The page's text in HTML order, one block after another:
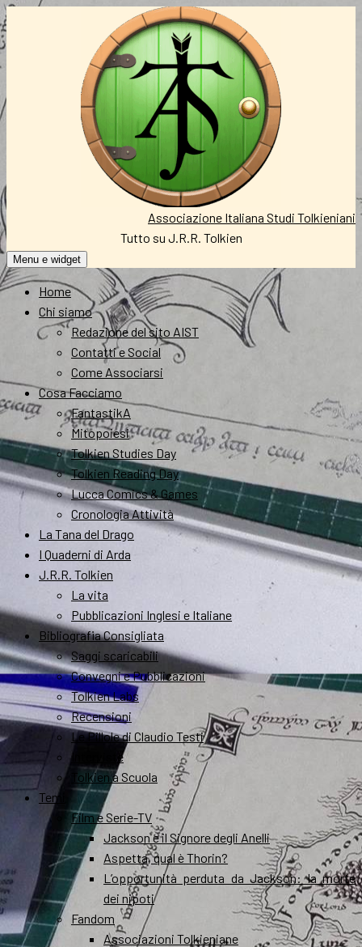
Vai
al
Associazione Italiana Studi Tolkieniani
Tutto su J.R.R. Tolkien
Menu e widget
Home
Chi siamo
Redazione del sito AIST
Contatti e Social
Come Associarsi
Cosa Facciamo
FantastikA
Mitopoiesi
Tolkien Studies Day
Tolkien Reading Day
Lucca Comics & Games
Cronologia Attività
La Tana del Drago
I Quaderni di Arda
J.R.R. Tolkien
La vita
Pubblicazioni Inglesi e Italiane
Bibliografia Consigliata
Saggi scaricabili
Convegni e Pubblicazioni
Tolkien Labs
Recensioni
Le Pillole di Claudio Testi
Interviste
Tolkien a Scuola
Temi
Film e Serie-TV
Jackson e il Signore degli Anelli
Aspetta, qual è Thorin?
L’opportunità perduta da Jackson: la morte
dei nipoti
Fandom
Associazioni Tolkieniane